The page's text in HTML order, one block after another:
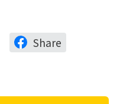
Share